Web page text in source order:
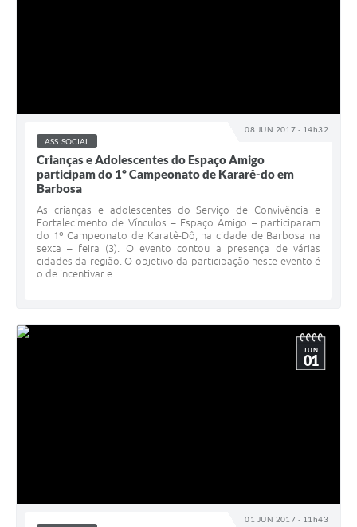
08 JUN 2017 - 14h32
ASS. SOCIAL
Crianças e Adolescentes do Espaço Amigo
participam do 1º Campeonato de Kararê-do em
Barbosa
As crianças e adolescentes do Serviço de Convivência e
Fortalecimento de Vínculos – Espaço Amigo – participaram
do 1º Campeonato de Karatê-Dô, na cidade de Barbosa na
sexta – feira (3). O evento contou a presença de várias
cidades da região. O objetivo da participação neste evento é
o de incentivar e...
01 JUN 2017 - 11h43
JUN
01